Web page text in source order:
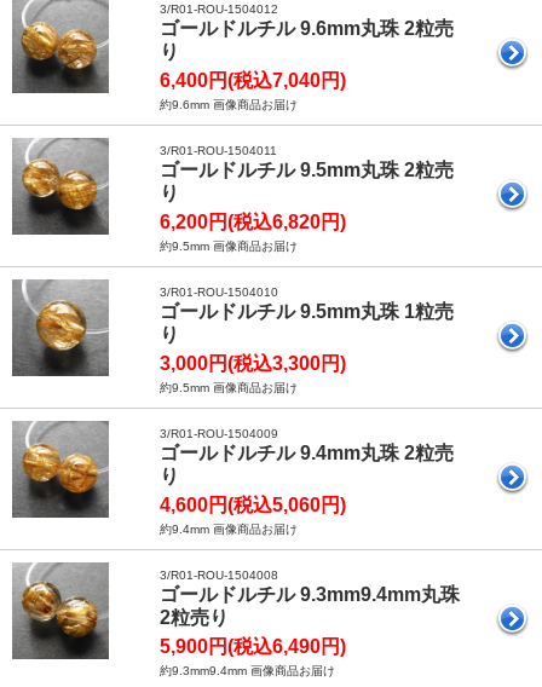
3/R01-ROU-1504012
ゴールドルチル 9.6mm丸珠 2粒売
り
6,400円(税込7,040円)
約9.6mm 画像商品お届け
3/R01-ROU-1504011
ゴールドルチル 9.5mm丸珠 2粒売
り
6,200円(税込6,820円)
約9.5mm 画像商品お届け
3/R01-ROU-1504010
ゴールドルチル 9.5mm丸珠 1粒売
り
3,000円(税込3,300円)
約9.5mm 画像商品お届け
3/R01-ROU-1504009
ゴールドルチル 9.4mm丸珠 2粒売
り
4,600円(税込5,060円)
約9.4mm 画像商品お届け
3/R01-ROU-1504008
ゴールドルチル 9.3mm9.4mm丸珠
2粒売り
5,900円(税込6,490円)
約9.3mm9.4mm 画像商品お届け